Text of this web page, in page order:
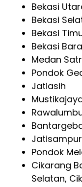
Bekasi
Bekasi
Bekasi
Bekasi
Medan
Pondok
Jatiasih
Pondok
Cikarang
Selatan,